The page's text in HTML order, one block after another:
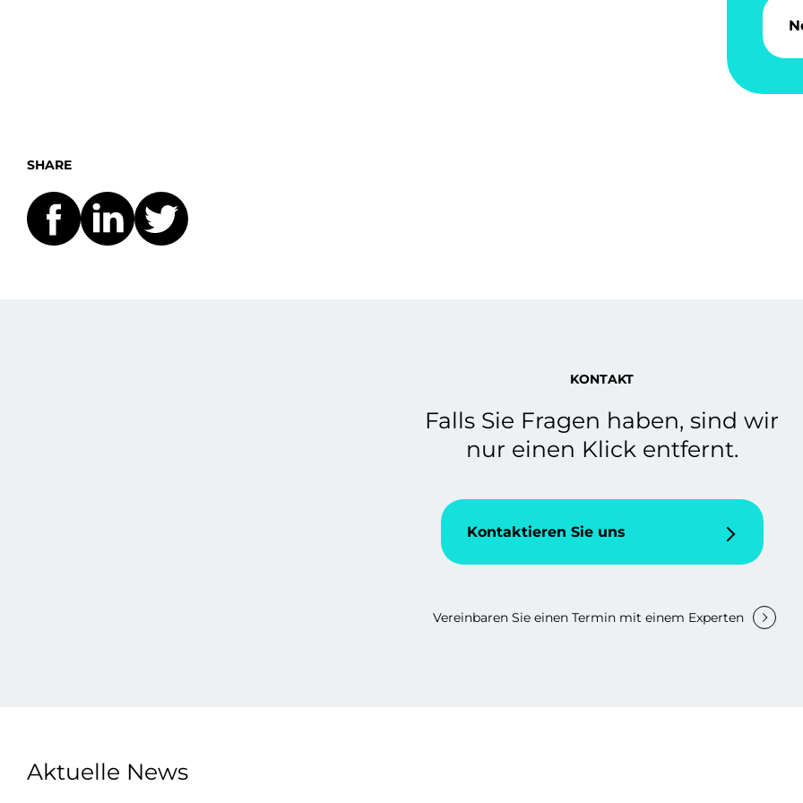
SHARE
KONTAKT
Falls Sie Fragen haben, sind wir
nur einen Klick entfernt.
Kontaktieren Sie uns
Vereinbaren Sie einen Termin mit einem Experten
Aktuelle News